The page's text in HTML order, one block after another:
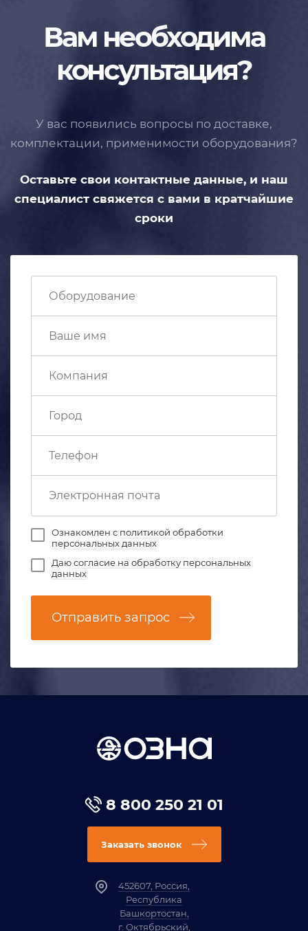
Вам необходима
консультация?
У вас появились вопросы по доставке,
комплектации, применимости оборудования?
Оставьте свои контактные данные, и наш
специалист свяжется с вами в кратчайшие
сроки
Ознакомлен с политикой обработки
персональных данных
Даюсогласие на обработку персональных
данных
Отправить запрос
8 800 250 21 01
Заказать звонок
452607, Россия,
Республика
Башкортостан,
г. Октябрьский,